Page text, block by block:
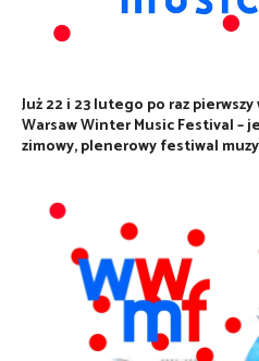
Już 22 i 23 lutego po raz
Warsaw Winter Music Festival –
zimowy, plenerowy festiwal